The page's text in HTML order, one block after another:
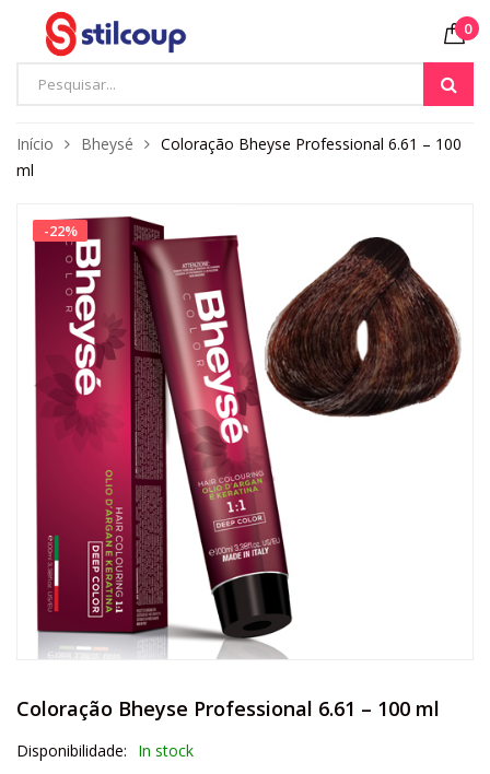
0
Início Bheysé
Coloração Bheyse Professional 6.61 – 100
ml
-22%
Coloração Bheyse Professional 6.61 – 100 ml
Disponibilidade: In stock